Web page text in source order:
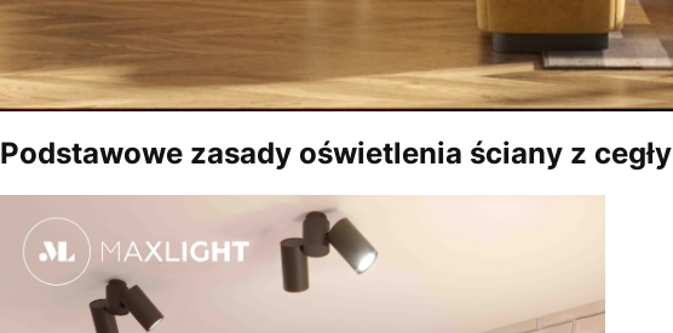
Podstawowe zasady oświetlenia ściany z cegły